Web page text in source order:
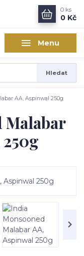
Menu
Hledat
0 ks
0 Kč
AA, Aspinwal 250g
Malabar